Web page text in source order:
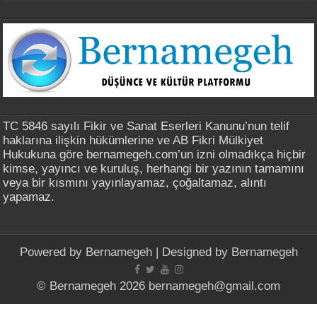
TC 5846 sayılı Fikir ve Sanat Eserleri Kanunu’nun telif
haklarına ilişkin hükümlerine ve AB Fikri Mülkiyet
Hukukuna göre bernamegeh.com’un izni olmadıkça hiçbir
kimse, yayıncı ve kuruluş, herhangi bir yazının tamamını
veya bir kısmını yayınlayamaz, çoğaltamaz, alıntı
yapamaz.
Powered by Bernamegeh| Designed by Bernamegeh
© Bernamegeh 2026 bernamegeh@gmail.com